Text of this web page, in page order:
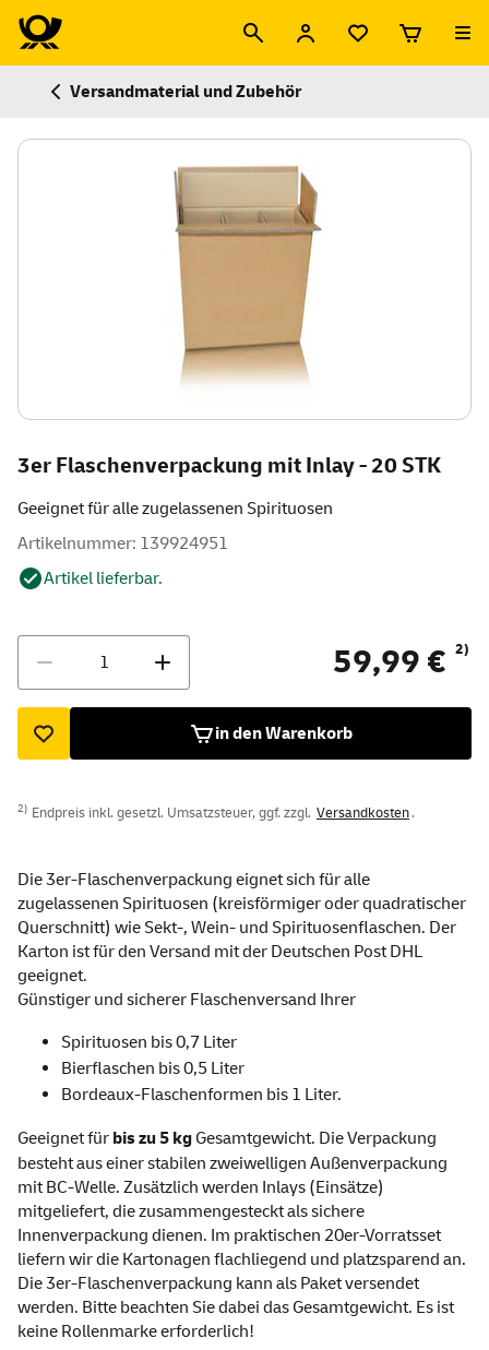
Versandmaterial und Zubehör
3er Flaschenverpackung mit Inlay - 20 STK
Geeignet für alle zugelassenen Spirituosen
Artikelnummer: 139924951
Artikel lieferbar.
59,99 € 2)
in den Warenkorb
2) Endpreis inkl. gesetzl. Umsatzsteuer, ggf. zzgl. Versandkosten.
Die 3er-Flaschenverpackung eignet sich für alle
zugelassenen Spirituosen (kreisförmiger oder quadratischer
Querschnitt) wie Sekt-, Wein- und Spirituosenflaschen. Der
Karton ist für den Versand mit der Deutschen Post DHL
geeignet.
Günstiger und sicherer Flaschenversand Ihrer
Spirituosen bis 0,7 Liter
Bierflaschen bis 0,5 Liter
Bordeaux-Flaschenformen bis 1 Liter.
Geeignet für bis zu 5 kg Gesamtgewicht. Die Verpackung
besteht aus einer stabilen zweiwelligen Außenverpackung
mit BC-Welle. Zusätzlich werden Inlays (Einsätze)
mitgeliefert, die zusammengesteckt als sichere
Innenverpackung dienen. Im praktischen 20er-Vorratsset
liefern wir die Kartonagen flachliegend und platzsparend an.
Die 3er-Flaschenverpackung kann als Paket versendet
werden. Bitte beachten Sie dabei das Gesamtgewicht. Es ist
keine Rollenmarke erforderlich!